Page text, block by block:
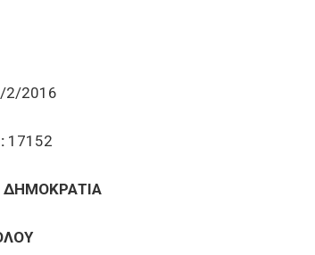
2/2016
17152
ΔΗΜΟΚΡΑΤΙΑ